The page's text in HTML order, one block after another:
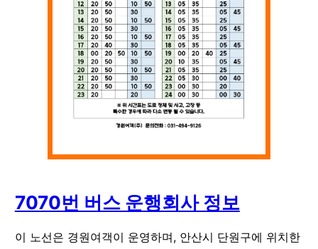
7070번 버스 운행회사 정보
이 노선은 경원여객이 운영하며, 안산시 단원구에 위치한